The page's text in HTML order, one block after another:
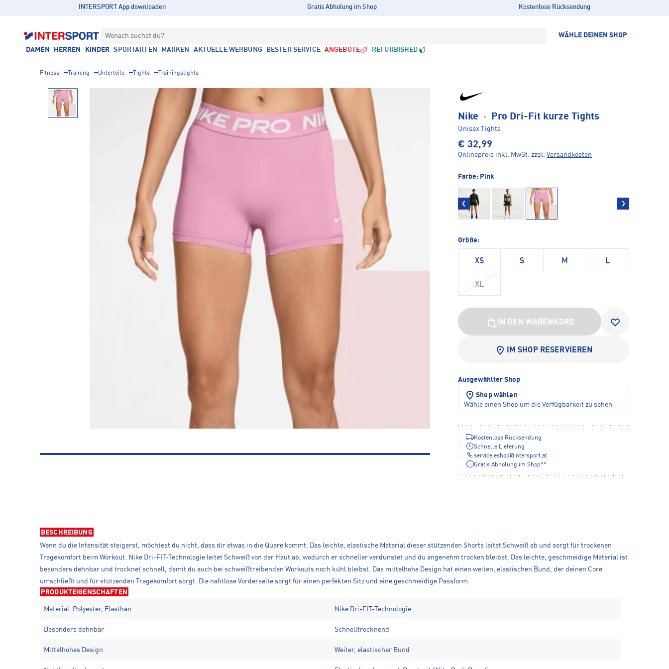
INTERSPORT App downloaden Gratis Abholung im Shop Kostenlose Rücksendung
Wonach suchst du? WÄHLE DEINEN SHOP
DAMEN HERREN KINDER SPORTARTEN MARKEN AKTUELLE WERBUNG BESTER SERVICE ANGEBOTE REFURBISHED
Fitness Training Unterteile Tights Trainingstights
Nike · Pro Dri-Fit kurze Tights
Unisex Tights
€ 32,99
Onlinepreis inkl. MwSt. zzgl. Versandkosten
Farbe: Pink
Größe:
XS S M L
XL
IN DEN WARENKORB
IM SHOP RESERVIEREN
Ausgewählter Shop
Shop wählen
Wähle einen Shop um die Verfügbarkeit zu sehen
Kostenlose Rücksendung
Schnelle Lieferung
service.eshop@intersport.at
Gratis Abholung im Shop**
BESCHREIBUNG
Wenn du die Intensität steigerst, möchtest du nicht, dass dir etwas in die Quere kommt. Das leichte, elastische Material dieser stützenden Shorts leitet Schweiß ab und sorgt für trockenen
Tragekomfort beim Workout. Nike Dri-FIT-Technologie leitet Schweiß von der Haut ab, wodurch er schneller verdunstet und du angenehm trocken bleibst. Das leichte, geschmeidige Material ist
besonders dehnbar und trocknet schnell, damit du auch bei schweißtreibenden Workouts noch kühl bleibst. Das mittelhohe Design hat einen weiten, elastischen Bund, der deinen Core
umschließt und für stützenden Tragekomfort sorgt. Die nahtlose Vorderseite sorgt für einen perfekten Sitz und eine geschmeidige Passform.
PRODUKTEIGENSCHAFTEN
Material: Polyester, Elasthan Nike Dri-FIT-Technologie
Besonders dehnbar Schnelltrocknend
Mittelhohes Design Weiter, elastischer Bund